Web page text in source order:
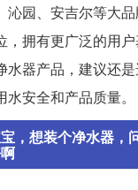
沁园、安吉尔等大
，拥有更广泛的用
水器产品，建议还是
安全和产品质量。
，想装个净水器，